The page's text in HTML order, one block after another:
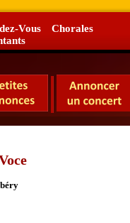
Vous
Chorales